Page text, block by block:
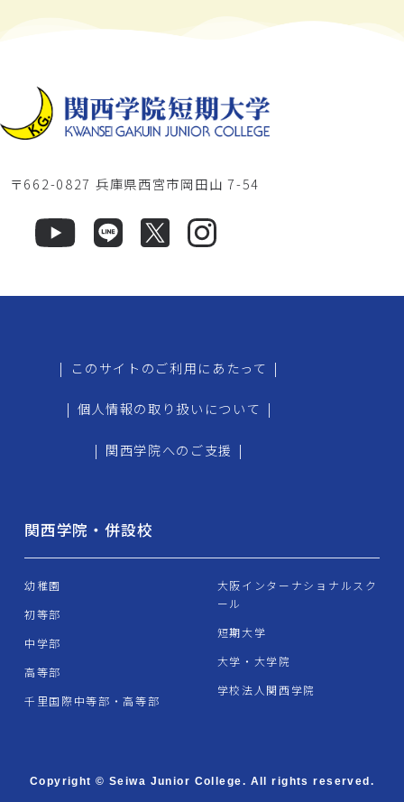
〒662-0827 兵庫県西宮市岡田山 7-54
| このサイトのご利用にあたって |
| 個人情報の取り扱いについて |
| 関西学院へのご支援 |
関西学院・併設校
幼稚園
初等部
中学部
高等部
千里国際中等部・高等部
大阪インターナショナルスク
ール
短期大学
大学・大学院
学校法人関西学院
Copyright © Seiwa Junior College. All rights reserved.